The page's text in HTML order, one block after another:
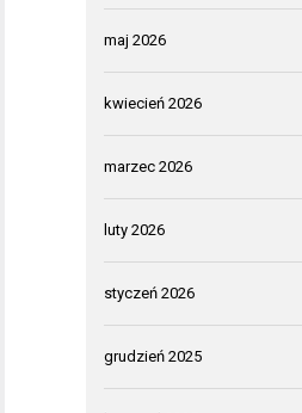
maj 2026
kwiecień 2026
marzec 2026
luty 2026
styczeń 2026
grudzień 2025